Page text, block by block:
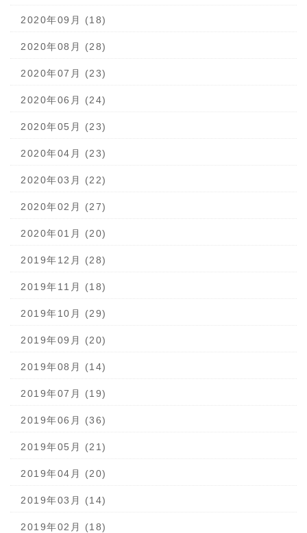
2020年09月 (18)
2020年08月 (28)
2020年07月 (23)
2020年06月 (24)
2020年05月 (23)
2020年04月 (23)
2020年03月 (22)
2020年02月 (27)
2020年01月 (20)
2019年12月 (28)
2019年11月 (18)
2019年10月 (29)
2019年09月 (20)
2019年08月 (14)
2019年07月 (19)
2019年06月 (36)
2019年05月 (21)
2019年04月 (20)
2019年03月 (14)
2019年02月 (18)